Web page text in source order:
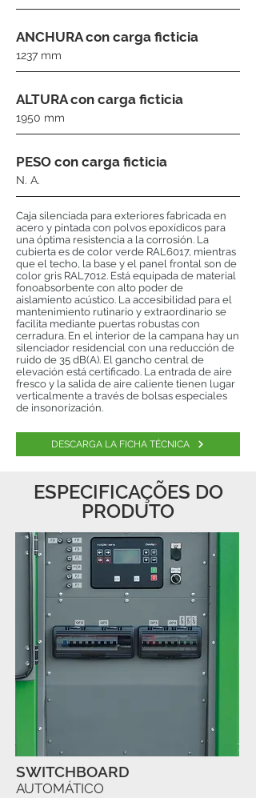
ANCHURA con carga ficticia
1237 mm
ALTURA con carga ficticia
1950 mm
PESO con carga ficticia
N. A.
Caja silenciada para exteriores fabricada en
acero y pintada con polvos epoxídicos para
una óptima resistencia a la corrosión. La
cubierta es de color verde RAL6017, mientras
que el techo, la base y el panel frontal son de
color gris RAL7012. Está equipada de material
fonoabsorbente con alto poder de
aislamiento acústico. La accesibilidad para el
mantenimiento rutinario y extraordinario se
facilita mediante puertas robustas con
cerradura. En el interior de la campana hay un
silenciador residencial con una reducción de
ruido de 35 dB(A). El gancho central de
elevación está certificado. La entrada de aire
fresco y la salida de aire caliente tienen lugar
verticalmente a través de bolsas especiales
de insonorización.
DESCARGA LA FICHA TÉCNICA
ESPECIFICAÇÕES DO
PRODUTO
SWITCHBOARD
AUTOMÁTICO